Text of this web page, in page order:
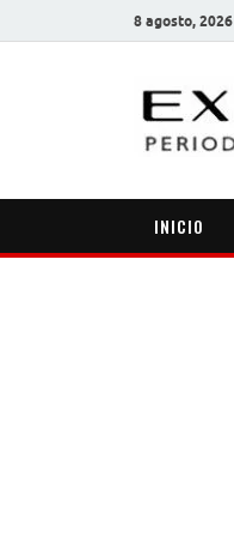
8 agosto, 2026
INICIO